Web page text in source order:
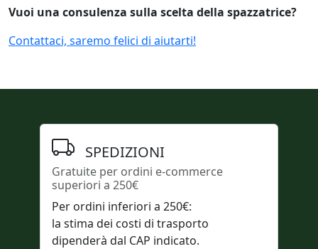
Vuoi una consulenza sulla scelta della spazzatrice?
Contattaci, saremo felici di aiutarti!
SPEDIZIONI
Gratuite per ordini e-commerce
superiori a 250€
Per ordini inferiori a 250€:
la stima dei costi di trasporto
dipenderà dal CAP indicato.